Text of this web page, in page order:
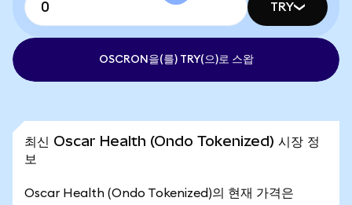
TRY
OSCRON을(를) TRY(으)로 스왑
최신 Oscar Health (Ondo Tokenized) 시장 정
보
Oscar Health (Ondo Tokenized)의 현재 가격은